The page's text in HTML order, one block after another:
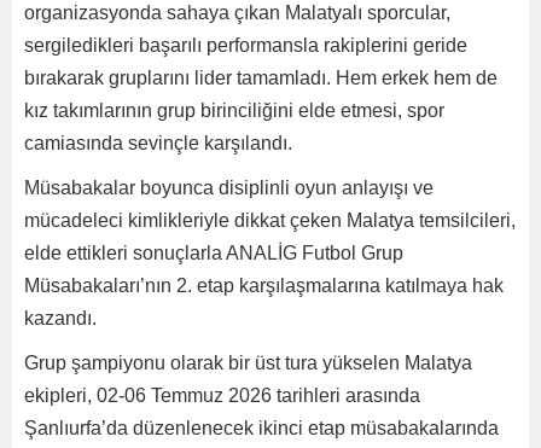
organizasyonda sahaya çıkan Malatyalı sporcular,
sergiledikleri başarılı performansla rakiplerini geride
bırakarak gruplarını lider tamamladı. Hem erkek hem de
kız takımlarının grup birinciliğini elde etmesi, spor
camiasında sevinçle karşılandı.
Müsabakalar boyunca disiplinli oyun anlayışı ve
mücadeleci kimlikleriyle dikkat çeken Malatya temsilcileri,
elde ettikleri sonuçlarla ANALİG Futbol Grup
Müsabakaları’nın 2. etap karşılaşmalarına katılmaya hak
kazandı.
Grup şampiyonu olarak bir üst tura yükselen Malatya
ekipleri, 02-06 Temmuz 2026 tarihleri arasında
Şanlıurfa’da düzenlenecek ikinci etap müsabakalarında